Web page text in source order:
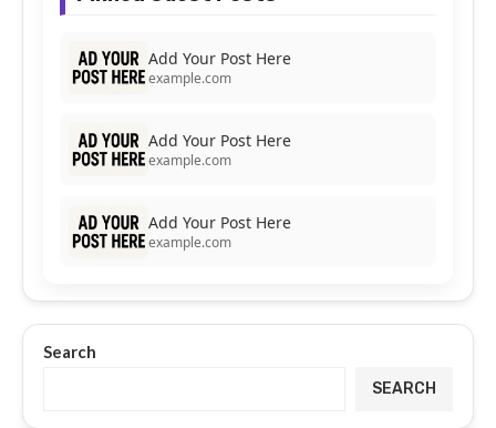
Add Your Post Here
example.com
Add Your Post Here
example.com
Add Your Post Here
example.com
Search
SEARCH